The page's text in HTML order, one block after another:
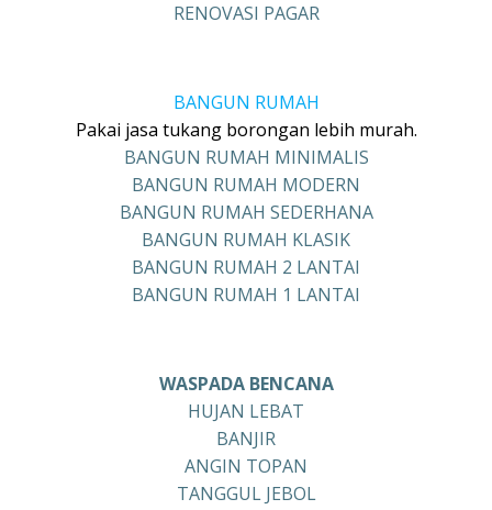
RENOVASI PAGAR
BANGUN RUMAH
Pakai jasa tukang borongan lebih murah.
BANGUN RUMAH MINIMALIS
BANGUN RUMAH MODERN
BANGUN RUMAH SEDERHANA
BANGUN RUMAH KLASIK
BANGUN RUMAH 2 LANTAI
BANGUN RUMAH 1 LANTAI
WASPADA BENCANA
HUJAN LEBAT
BANJIR
ANGIN TOPAN
TANGGUL JEBOL